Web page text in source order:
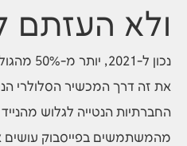
ולא העזתם
נכון ל-
את זה דרך המכשיר הסלולרי
מהמשתמשים בפייסבוק עושים